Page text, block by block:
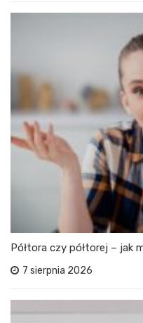
Półtora czy półtorej – jak
7 sierpnia 2026